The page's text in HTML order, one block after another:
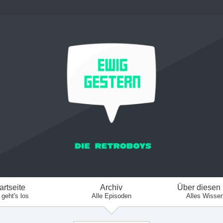
geht's los
Archiv
Alle Episoden
Über diesen
Alles